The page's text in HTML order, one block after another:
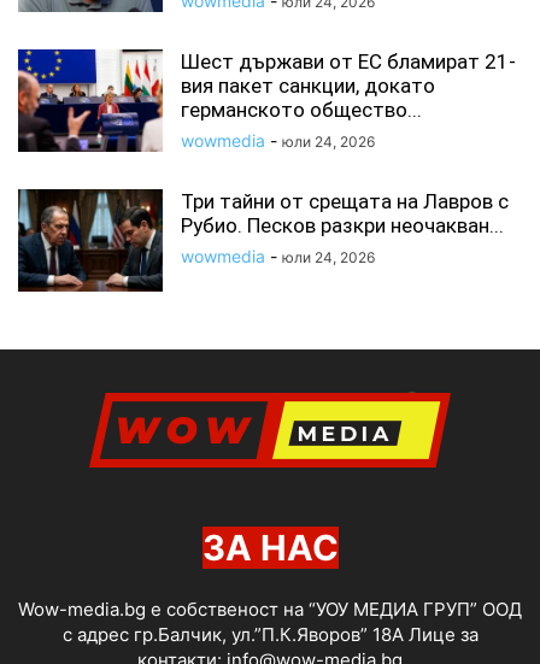
Шест държави от ЕС бламират 21-
вия пакет санкции, докато
германското общество...
wowmedia - юли 24, 2026
Три тайни от срещата на Лавров с
Рубио. Песков разкри неочакван...
wowmedia - юли 24, 2026
ЗА НАС
Wow-media.bg е собственост на “УОУ МЕДИА ГРУП” ООД
с адрес гр.Балчик, ул.”П.К.Яворов” 18А Лице за
контакти: info@wow-media.bg